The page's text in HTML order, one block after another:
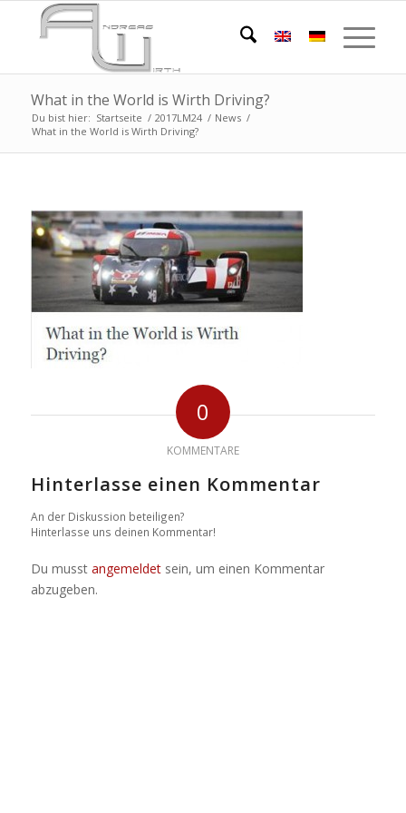
What in the World is Wirth Driving?
Du bist hier: Startseite / 2017LM24 / News /
What in the World is Wirth Driving?
0
KOMMENTARE
Hinterlasse einen Kommentar
An der Diskussion beteiligen?
Hinterlasse uns deinen Kommentar!
Du musst angemeldetsein, um einen Kommentar
abzugeben.